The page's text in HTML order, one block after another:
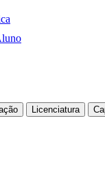
Licenciatura